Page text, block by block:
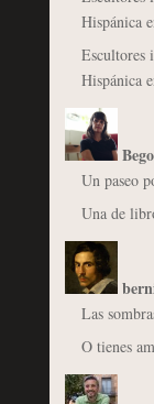
Hispánica
Escultores
Hispánica
Un paseo
Una de
Las
O tienes